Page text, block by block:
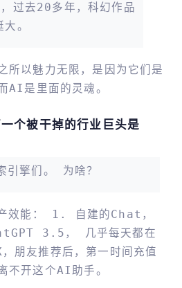
过去20多年，科幻作品
。
所以魅力无限，是因为它们是
AI是里面的灵魂。
个被干掉的行业巨头是
引擎们。 为啥？
效能： 1. 自建的Chat，
3.5， 几乎每天都在
友推荐后，第一时间充值
不开这个AI助手。